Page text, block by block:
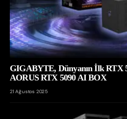
GIGABYTE, Dünyanın İlk RTX
AORUS RTX 5090 AI BOX
21 Ağustos 2025